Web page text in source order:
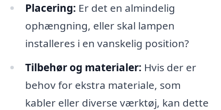
Placering: Er det en almindelig
ophængning, eller skal lampen
installeres i en vanskelig position?
Tilbehør og materialer: Hvis der er
behov for ekstra materiale, som
kabler eller diverse værktøj, kan dette